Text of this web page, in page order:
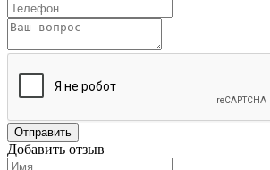
Отправить
Добавить отзыв